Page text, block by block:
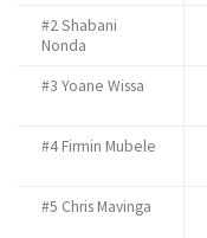
#2 Shabani
Nonda
#3 Yoane Wissa
#4 Firmin Mubele
#5 Chris Mavinga